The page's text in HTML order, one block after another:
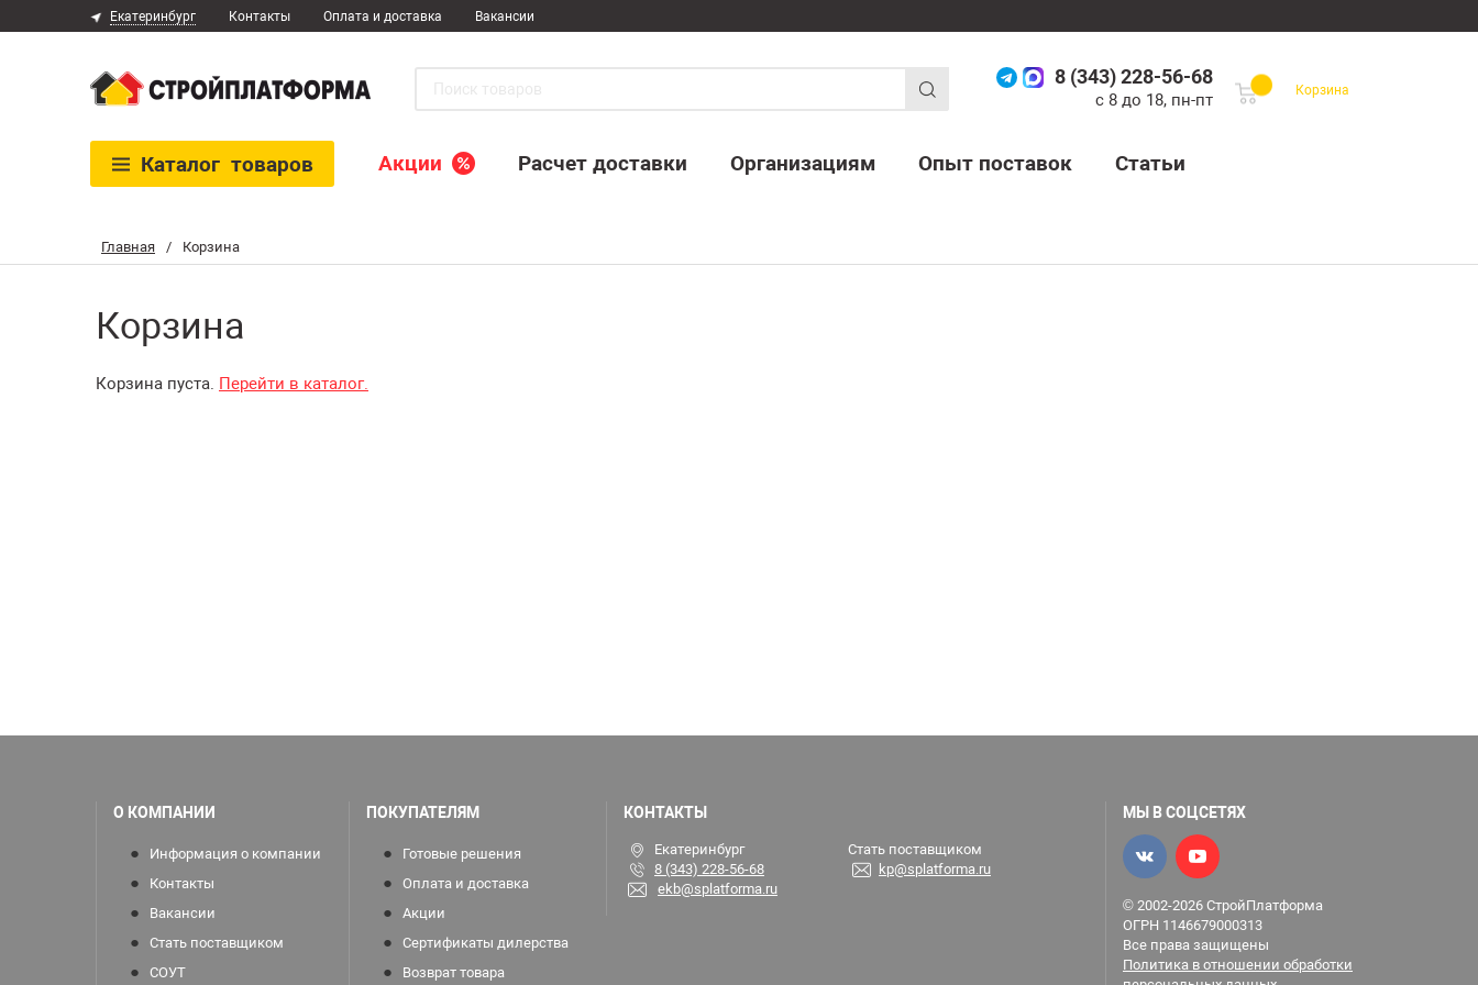
Главная / Корзина
Корзина
Корзина пуста. Перейти в каталог.
Екатеринбург Контакты Оплата и доставка Вакансии
8 (343) 228-56-68
с 8 до 18, пн-пт
Корзина
Каталог товаров Акции Расчет доставки Организациям Опыт поставок Статьи
О КОМПАНИИ
Информация о компании
Контакты
Вакансии
Стать поставщиком
СОУТ
ПОКУПАТЕЛЯМ
Готовые решения
Оплата и доставка
Акции
Сертификаты дилерства
Возврат товара
КОНТАКТЫ
Екатеринбург
8 (343) 228-56-68
ekb@splatforma.ru
Стать поставщиком
kp@splatforma.ru
МЫ В СОЦСЕТЯХ
© 2002-2026 СтройПлатформа
ОГРН 1146679000313
Все права защищены
Политика в отношении обработки